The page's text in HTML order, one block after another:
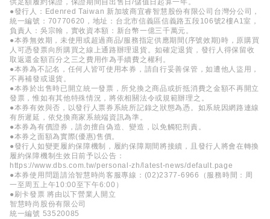
供足額履約保證，保證期間自出售日/儲值日起算一年。
●發行人：Edenred Taiwan 新加坡商宜睿智慧股份有限公司台灣分公司，
統一編號：70770620，地址：台北市信義區信義路五段106號2樓A1室，
負責人：吳宗翰，實收資本額：新台幣一億三千萬元。
●本券無效期，未使用或超過商品/服務指定供應期間(序號效期)時，原購買
人可憑發票向所購買之線上通路辦理退貨。如確定退貨，發行人得保留收
取返還金額百分之三之費用作為手續費之權利。
●本券為不記名，任何人皆可使用本券，請自行妥善保管，如遭他人盜用，
不再補發或退貨。
●本券於出售時已開立統一發票，所兌換之商品或折抵消費之金額不再開立
發票，惟如有其他特殊情況，將依相關法令或規範辦理之。
●本券有效與否，以發行人票券系統所記錄之狀態為憑。如系統因網路連線
有所遲延，依兌換商家系統端資訊為準。
●本券為有價證券，請勿擅自偽造、變造，以免觸犯刑責。
●本券之面額為實際(優惠)售價。
●發行人如變更履約保障機制，履約保障期間將接續，且發行人將會在轉換
履約保障機制生效日前予以公告：
https://www.dbs.com.tw/personal-zh/latest-news/default.page
●本券使用問題請洽智慧時尚客服專線：(02)2377-6966（服務時間：周
一至周五上午10:00至下午6:00）
●刷卡發票 將由以下營業人開立
智慧時尚股份有限公司
統一編號 53520085